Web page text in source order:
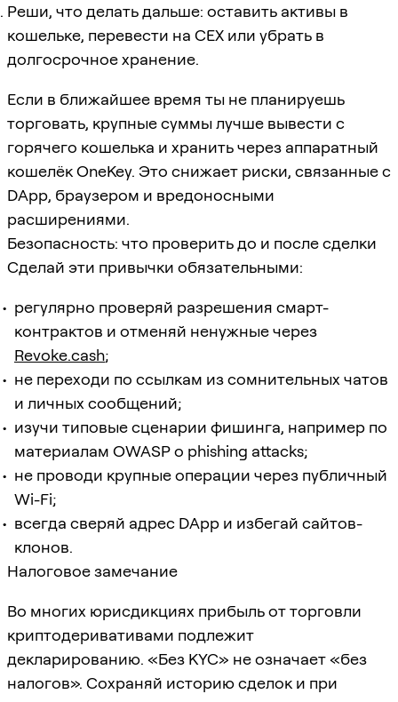
Реши, что делать дальше: оставить активы в
кошельке, перевести на CEX или убрать в
долгосрочное хранение.
Если в ближайшее время ты не планируешь
торговать, крупные суммы лучше вывести с
горячего кошелька и хранить через аппаратный
кошелёк OneKey. Это снижает риски, связанные с
DApp, браузером и вредоносными
расширениями.
Безопасность: что проверить до и после сделки
Сделай эти привычки обязательными:
регулярно проверяй разрешения смарт-
контрактов и отменяй ненужные через
Revoke.cash;
не переходи по ссылкам из сомнительных чатов
и личных сообщений;
изучи типовые сценарии фишинга, например по
материалам OWASP о phishing attacks;
не проводи крупные операции через публичный
Wi-Fi;
всегда сверяй адрес DApp и избегай сайтов-
клонов.
Налоговое замечание
Во многих юрисдикциях прибыль от торговли
криптодеривативами подлежит
декларированию. «Без KYC» не означает «без
налогов». Сохраняй историю сделок и при